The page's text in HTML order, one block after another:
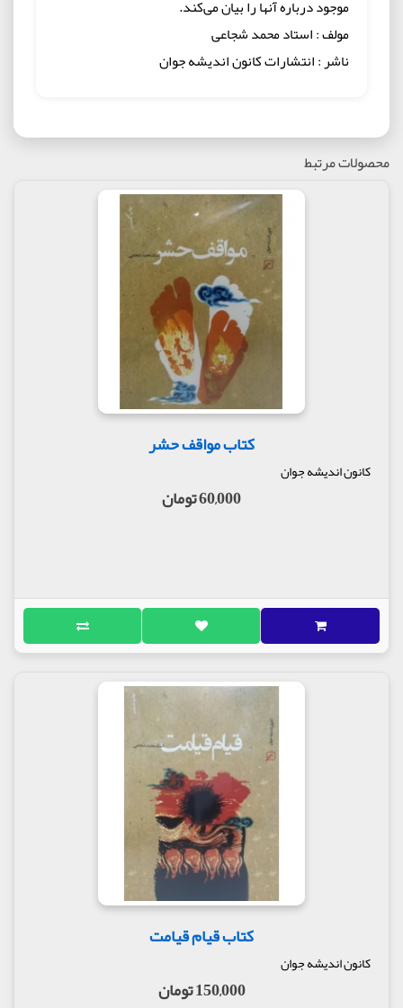
موجود درباره آنها را بیان می‌کند.
مولف : استاد محمد شجاعی
ناشر : انتشارات کانون اندیشه جوان
محصولات مرتبط
کتاب مواقف حشر
کانون اندیشه جوان
60,000 تومان
کتاب قیام قیامت
کانون اندیشه جوان
150,000 تومان